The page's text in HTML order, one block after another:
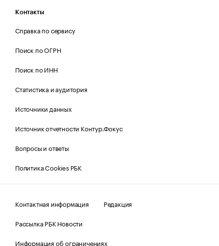
Контакты
Справка по сервису
Поиск по ОГРН
Поиск по ИНН
Статистика и аудитория
Источники данных
Источник отчетности Контур.Фокус
Вопросы и ответы
Политика Cookies РБК
Контактная информация
Редакция
Рассылка РБК Новости
Информация об ограничениях